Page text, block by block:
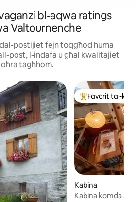
bl-aqwa ratings
Valtournenche
postijiet fejn toqgħod huma
post, l-indafa u għal kwalitajiet
oħra tagħhom.
Wieħed mill-
Favorit tal-
Kabina
Kabina komda